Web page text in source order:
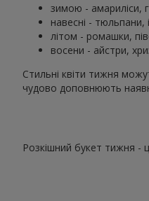
зимою - амариліси,
навесні - тюльпани,
літом - ромашки,
восени - айстри,
Стильні квіти тижня
чудово доповнюють
Розкішний букет тижня -